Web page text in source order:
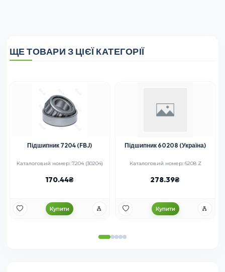
ЩЕ ТОВАРИ З ЦІЄЇ КАТЕГОРІЇ
Підшипник 60208 (Україна)
Каталоговий номер: 6208 Z
278.39
Купити
Підшипник 6205-2RS С3
Каталоговий номер: 6205 2RS С3,
210.90
Купити